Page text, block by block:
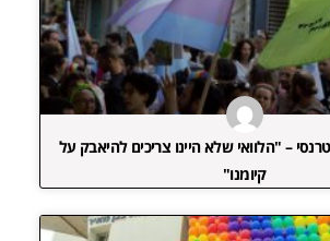
– "הלוואי שלא היינו צריכים להיאבק על
קיומנו"